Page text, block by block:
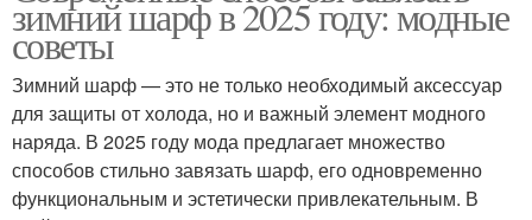
зимний шарф в 2025 году: модные
советы
Зимний шарф — это не только необходимый аксессуар
для защиты от холода, но и важный элемент модного
наряда. В 2025 году мода предлагает множество
способов стильно завязать шарф, его одновременно
функциональным и эстетически привлекательным. В